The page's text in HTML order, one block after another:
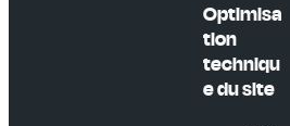
Optimisa
tion
techniqu
e du site